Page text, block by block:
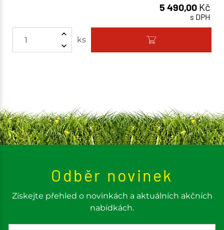
5 490,00 Kč
s DPH
ks
Odběr novinek
Získejte přehled o novinkách a aktuálních akčních
nabídkách.